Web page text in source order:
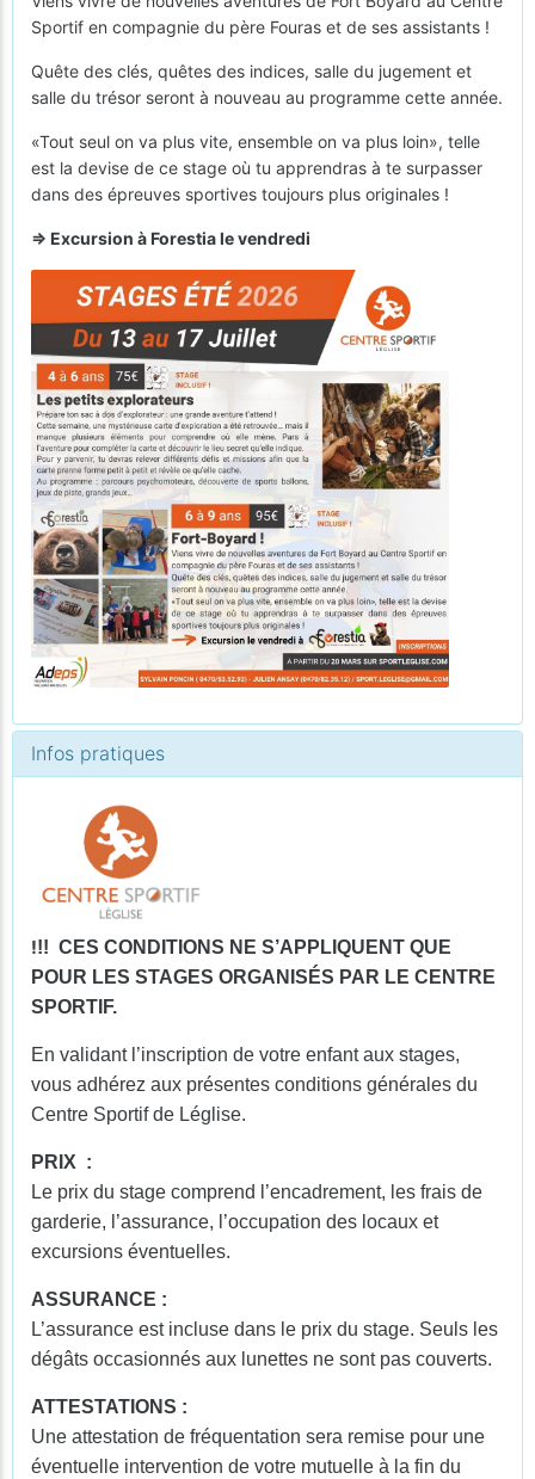
Sportif en compagnie du père Fouras et de ses assistants !
Quête des clés, quêtes des indices, salle du jugement et
salle du trésor seront à nouveau au programme cette année.
«Tout seul on va plus vite, ensemble on va plus loin», telle
est la devise de ce stage où tu apprendras à te surpasser
dans des épreuves sportives toujours plus originales !
=> Excursion à Forestia le vendredi
Infos pratiques
!!! CES CONDITIONS NE S’APPLIQUENT QUE
POUR LES STAGES ORGANISÉS PAR LE CENTRE
SPORTIF.
En validant l’inscription de votre enfant aux stages,
vous adhérez aux présentes conditions générales du
Centre Sportif de Léglise.
PRIX :
Le prix du stage comprend l’encadrement, les frais de
garderie, l’assurance, l’occupation des locaux et
excursions éventuelles.
ASSURANCE :
L’assurance est incluse dans le prix du stage. Seuls les
dégâts occasionnés aux lunettes ne sont pas couverts.
ATTESTATIONS :
Une attestation de fréquentation sera remise pour une
éventuelle intervention de votre mutuelle à la fin du